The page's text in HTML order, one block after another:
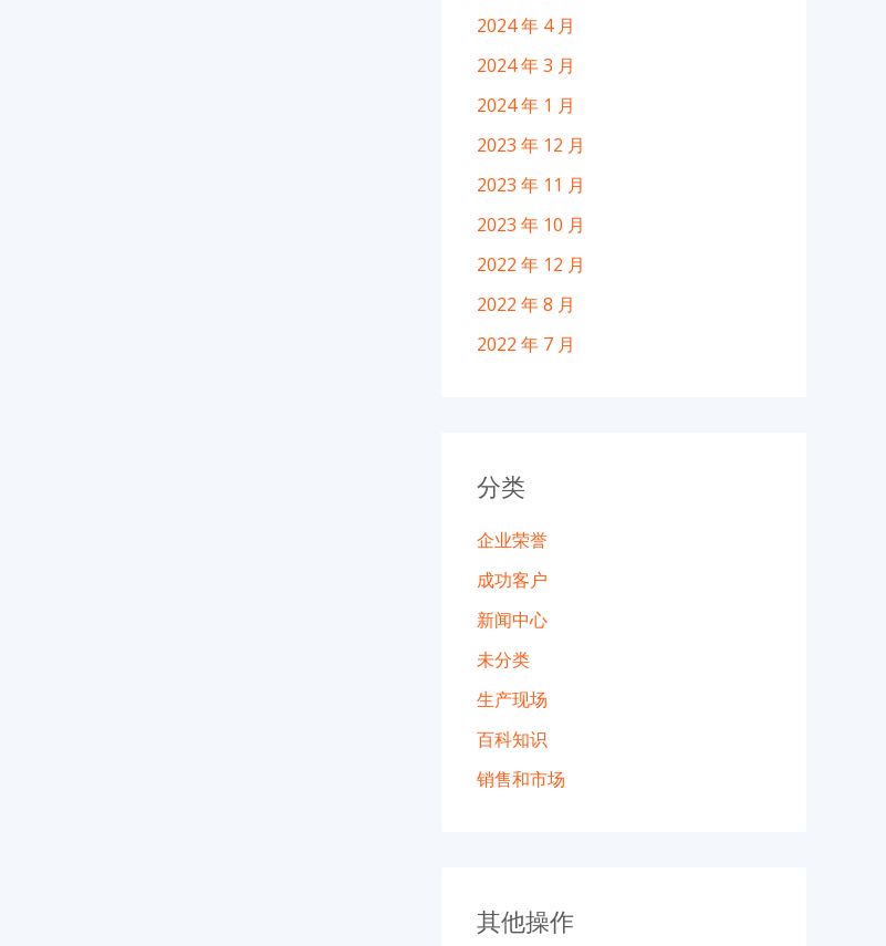
2024 年 4 月
2024 年 3 月
2024 年 1 月
2023 年 12 月
2023 年 11 月
2023 年 10 月
2022 年 12 月
2022 年 8 月
2022 年 7 月
分类
企业荣誉
成功客户
新闻中心
未分类
生产现场
百科知识
销售和市场
其他操作